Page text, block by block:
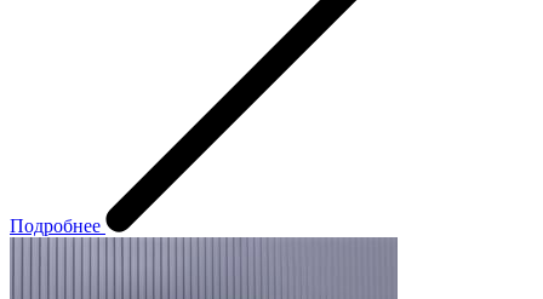
Подробнее